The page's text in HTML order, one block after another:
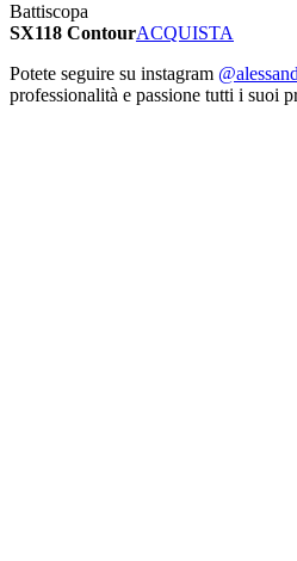
Battiscopa
SX118 ContourACQUISTA
Potete seguire su instagram
professionalità e passione tutti i suoi